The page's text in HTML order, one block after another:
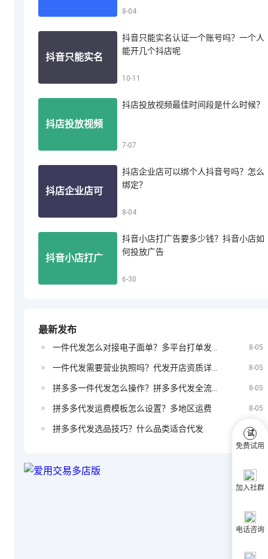
音小店怎么投
诉买家退款
8-04
抖音只能实名
吗？一个人能
开几个抖店呢
抖音只能实名认证一个账号吗？一个人
能开几个抖店呢
10-11
抖店投放视频
什么时候？
抖店投放视频最佳时间段是什么时候？
7-07
抖店企业店可
定？
抖店企业店可以绑个人抖音号吗？怎么
绑定？
8-04
抖音小店打广
抖音小店如何
投放广告
抖音小店打广告要多少钱？抖音小店如
何投放广告
6-30
最新发布
8-05
8-05
8-05
拼多多代发运费模板怎么设置？多地区运费 8-05
拼多多代发选品技巧？什么品类适合代发 8-05
试
免费试用
加入社群
电话咨询